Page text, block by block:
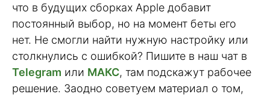
что в будущих сборках Apple добавит
постоянный выбор, но на момент беты его
нет. Не смогли найти нужную настройку или
столкнулись с ошибкой? Пишите в наш чат в
Telegram или МАКС, там подскажут рабочее
решение. Заодно советуем материал о том,